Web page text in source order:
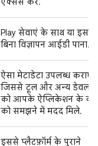
Play सेवाएं के साथ या इसके
बिना विज्ञापन आईडी पाना.
ऐसा मेटाडेटा उपलब्ध कराएं
जिससे टूल और अन्य
को आपके ऐप्लिकेशन के
को समझने में मदद मिले.
इससे प्लैटफ़ॉर्म के पुराने